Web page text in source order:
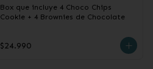
Box que incluye 4 Choco Chips
Cookie + 4 Brownies de Chocolate
$24.990